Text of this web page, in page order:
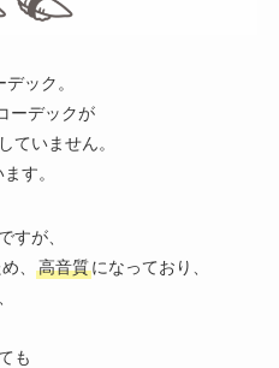
ック。
ーデックが
ていません。
す。
すが、
、 高音質になっており、
も